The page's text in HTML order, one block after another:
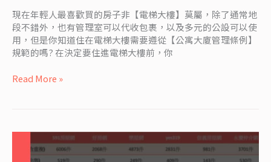
現在年輕人最喜歡買的房子非【電梯大樓】莫屬，除了通常地
段不錯外，也有管理室可以代收包裹，以及多元的公設可以使
用，但是你知道住在電梯大樓需要遵從【公寓大廈管理條例】
規範的嗎? 在決定要住進電梯大樓前，你
理
條
例】
想
電
的
Read More »